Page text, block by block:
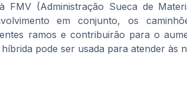
FMV (Administração Sueca de
em conjunto, os
ramos e contribuirão para o
pode ser usada para atender às